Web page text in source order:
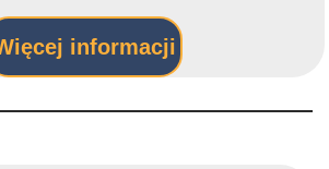
informacji